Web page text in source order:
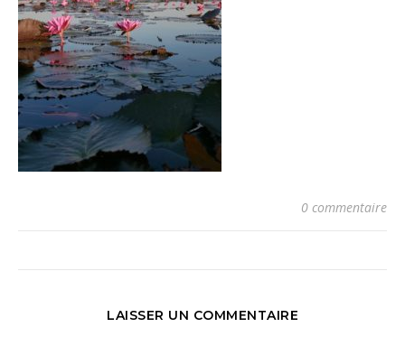
0 commentaire
LAISSER UN COMMENTAIRE